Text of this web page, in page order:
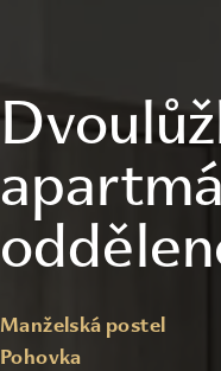
Manželská postel
Pohovka